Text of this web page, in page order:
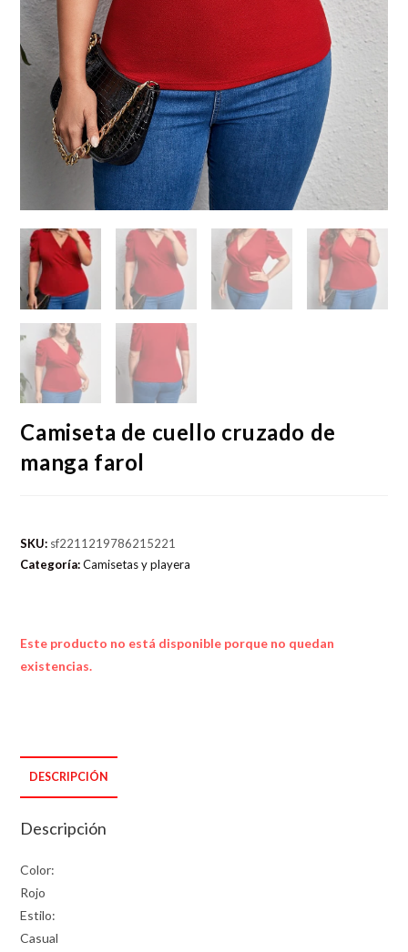
Camiseta de cuello cruzado de
manga farol
SKU: sf2211219786215221
Categoría:Camisetas y playera
Este producto no está disponible porque no quedan
existencias.
DESCRIPCIÓN
Descripción
Color:
Rojo
Estilo:
Casual